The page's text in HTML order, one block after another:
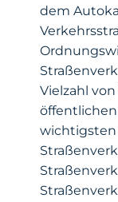
dem
Vielzahl
wichtigsten